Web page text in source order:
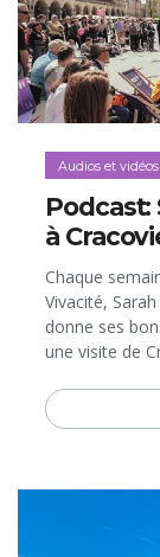
Audios et vidéos
Podcast:
à
Chaque
Vivacité,
donne ses
une visite de